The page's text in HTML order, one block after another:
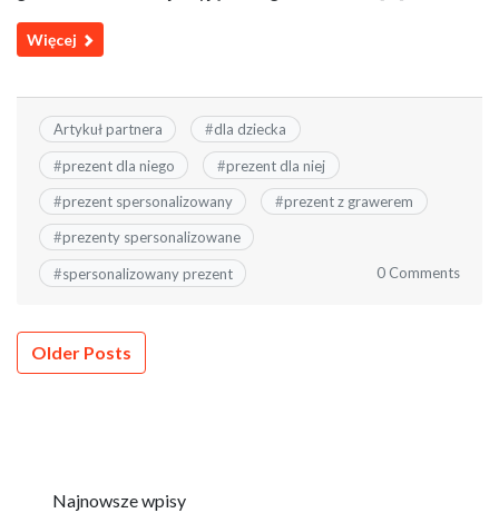
Więcej
Artykuł partnera #dla dziecka
#prezent dla niego #prezent dla niej
#prezent spersonalizowany #prezent z grawerem
#prezenty spersonalizowane
#spersonalizowany prezent 0 Comments
Nawigacja
Older Posts
Najnowsze wpisy